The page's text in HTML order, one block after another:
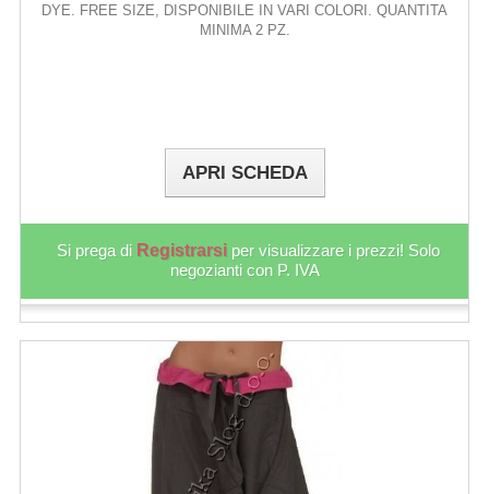
DYE. FREE SIZE, DISPONIBILE IN VARI COLORI. QUANTITA
MINIMA 2 PZ.
APRI SCHEDA
Si prega di Registrarsi per visualizzare i prezzi! Solo
negozianti con P. IVA